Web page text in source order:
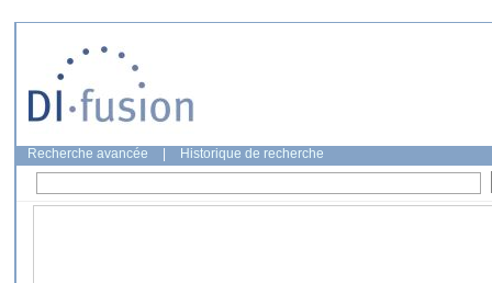
Recherche avancée Historique de recherche